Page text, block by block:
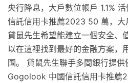
央行降息，大戶數位帳戶 1.1%
信託信用卡推薦2023 50 萬，大
貸鼠先生希望能建立一個安全、
以在這裡找到最好的金融方案，
圖。 貸鼠先生聯手多間銀行提
Gogolook 中國信託信用卡推薦